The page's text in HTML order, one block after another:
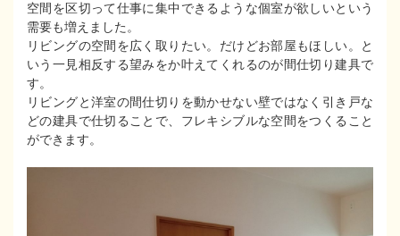
空間を区切って仕事に集中できるような個室が欲しいという
需要も増えました。
リビングの空間を広く取りたい。だけどお部屋もほしい。と
いう一見相反する望みをか叶えてくれるのが間仕切り建具で
す。
リビングと洋室の間仕切りを動かせない壁ではなく引き戸な
どの建具で仕切ることで、フレキシブルな空間をつくること
ができます。